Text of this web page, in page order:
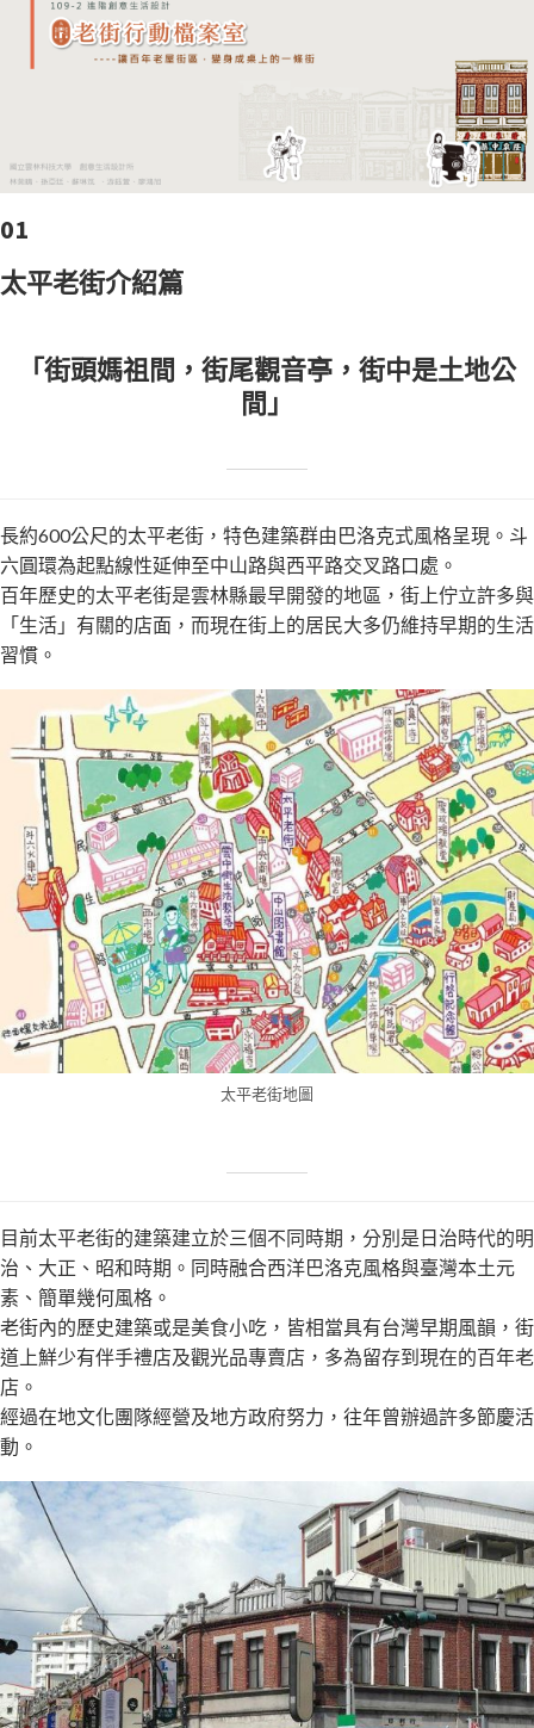
01
太平老街介紹篇
「街頭媽祖間，街尾觀音亭，街中是土地公
間」
長約600公尺的太平老街，特色建築群由巴洛克式風格呈現。斗
六圓環為起點線性延伸至中山路與西平路交叉路口處。
百年歷史的太平老街是雲林縣最早開發的地區，街上佇立許多與
「生活」有關的店面，而現在街上的居民大多仍維持早期的生活
習慣。
太平老街地圖
目前太平老街的建築建立於三個不同時期，分別是日治時代的明
治、大正、昭和時期。同時融合西洋巴洛克風格與臺灣本土元
素、簡單幾何風格。
老街內的歷史建築或是美食小吃，皆相當具有台灣早期風韻，街
道上鮮少有伴手禮店及觀光品專賣店，多為留存到現在的百年老
店。
經過在地文化團隊經營及地方政府努力，往年曾辦過許多節慶活
動。